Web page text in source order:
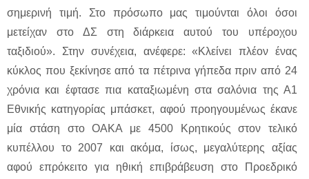
σημερινή τιμή. Στο πρόσωπο μας τιμούνται όλοι όσοι
μετείχαν στο ΔΣ στη διάρκεια αυτού του υπέροχου
ταξιδιού». Στην συνέχεια, ανέφερε: «Κλείνει πλέον ένας
κύκλος που ξεκίνησε από τα πέτρινα γήπεδα πριν από 24
χρόνια και έφτασε πια καταξιωμένη στα σαλόνια της Α1
Εθνικής κατηγορίας μπάσκετ, αφού προηγουμένως έκανε
μία στάση στο ΟΑΚΑ με 4500 Κρητικούς στον τελικό
κυπέλλου το 2007 και ακόμα, ίσως, μεγαλύτερης αξίας
αφού επρόκειτο για ηθική επιβράβευση στο Προεδρικό